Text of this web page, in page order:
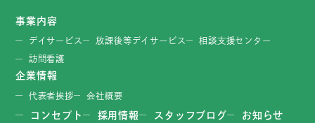
事業内容
デイサービス 放課後等デイサービス
相談支援センター
訪問看護
企業情報
代表者挨拶 会社概要
コンセプト 採用情報 スタッフブログ
お知らせ